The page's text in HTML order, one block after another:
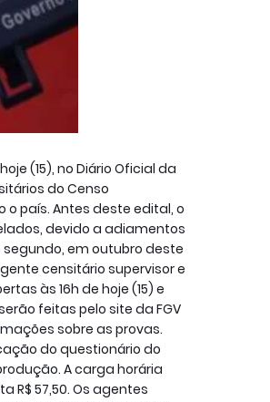
(15), no Diário Oficial da
do Censo
o país. Antes deste edital, o
devido a adiamentos
em outubro deste
censitário supervisor e
às 16h de hoje (15) e
feitas pelo site da FGV
sobre as provas.
do questionário do
A carga horária
R$ 57,50. Os agentes